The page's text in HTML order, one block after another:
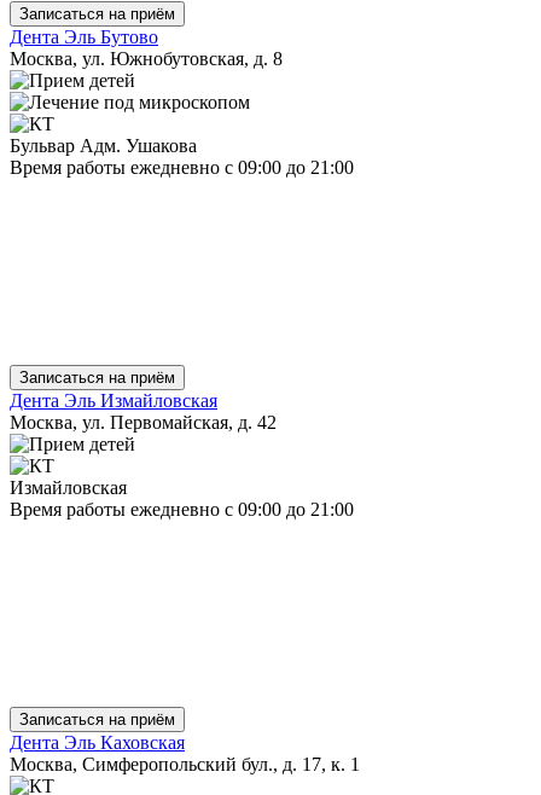
Записаться на приём
Дента Эль Бутово
Москва, ул. Южнобутовская, д. 8
Бульвар Адм. Ушакова
Время работы ежедневно с 09:00 до 21:00
Записаться на приём
Дента Эль Измайловская
Москва, ул. Первомайская, д. 42
Измайловская
Время работы ежедневно с 09:00 до 21:00
Записаться на приём
Дента Эль Каховская
Москва, Симферопольский бул., д. 17, к. 1